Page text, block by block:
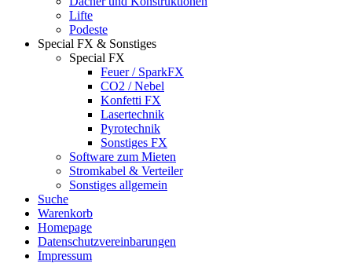
Lifte
Podeste
Special FX & Sonstiges
Special FX
Feuer / SparkFX
CO2 / Nebel
Konfetti FX
Lasertechnik
Pyrotechnik
Sonstiges FX
Software zum Mieten
Stromkabel & Verteiler
Sonstiges allgemein
Suche
Warenkorb
Homepage
Datenschutzvereinbarungen
Impressum